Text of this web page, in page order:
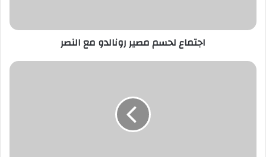
اجتماع لحسم مصير رونالدو مع النصر
أمير